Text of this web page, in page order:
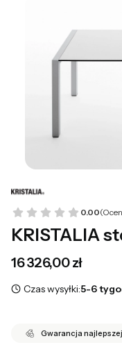
0.00
KRISTALIA
Cena
16 326,00 zł
Czas wysyłki:5-6
Gwarancja